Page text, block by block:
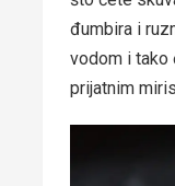
đumbira i
vodom i tako
prijatnim